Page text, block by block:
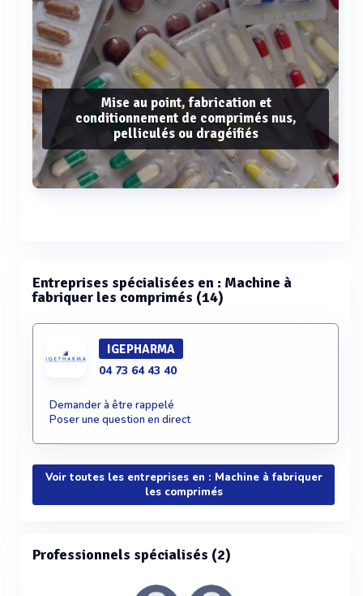
Mise au point, fabrication et
conditionnement de comprimés nus,
pelliculés ou dragéifiés
Entreprises spécialisées en : Machine à
fabriquer les comprimés (14)
IGEPHARMA
04 73 64 43 40
Demander à être rappelé
Poser une question en direct
Voir toutes les entreprises en : Machine à fabriquer
les comprimés
Professionnels spécialisés (2)